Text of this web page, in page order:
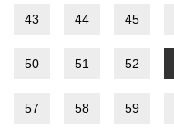
43 44 45
50 51 52
57 58 59